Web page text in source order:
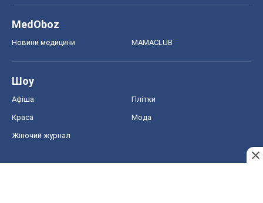
MedOboz
Новини медицини MAMACLUB
Шоу
Афіша Плітки
Краса Мода
Жіночий журнал